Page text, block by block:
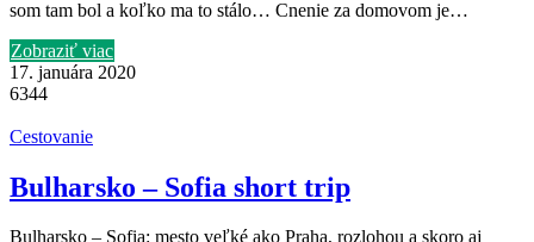
som tam bol a koľko ma to stálo… Cnenie za domovom je…
Zobraziť viac
17. januára 2020
6344
Cestovanie
Bulharsko – Sofia short trip
Bulharsko – Sofia: mesto veľké ako Praha, rozlohou a skoro aj